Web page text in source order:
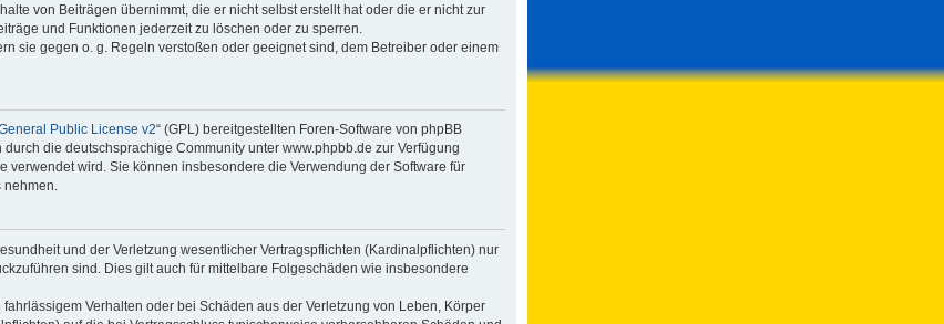
von Beiträgen übernimmt, die er nicht selbst erstellt hat oder die er nicht zur
und Funktionen jederzeit zu löschen oder zu sperren.
sie gegen o. g. Regeln verstoßen oder geeignet sind, dem Betreiber oder einem
Public License v2“ (GPL) bereitgestellten Foren-Software von phpBB
die deutschsprachige Community unter www.phpbb.de zur Verfügung
wird. Sie können insbesondere die Verwendung der Software für
nehmen.
und der Verletzung wesentlicher Vertragspflichten (Kardinalpflichten) nur
sind. Dies gilt auch für mittelbare Folgeschäden wie insbesondere
Verhalten oder bei Schäden aus der Verletzung von Leben, Körper